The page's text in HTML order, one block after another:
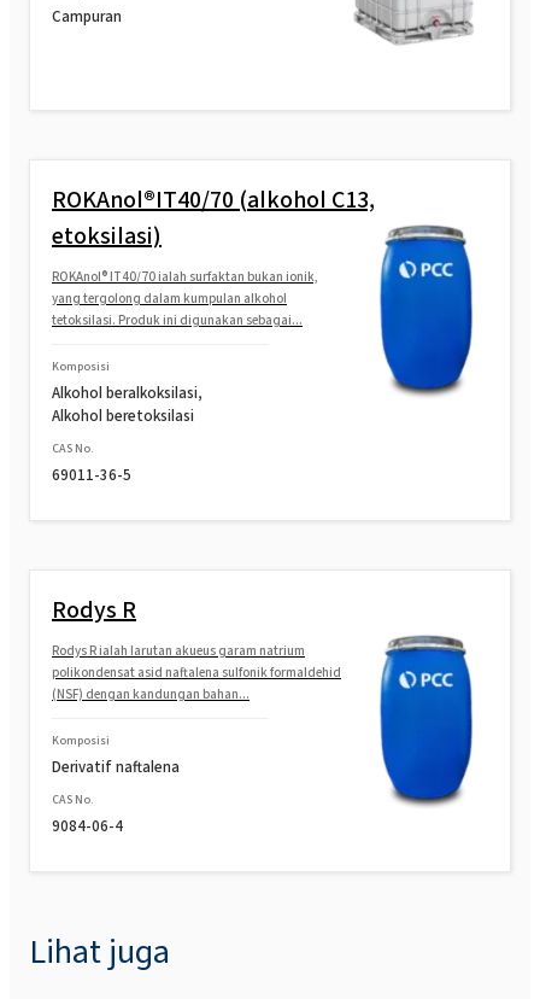
Campuran
ROKAnol®IT40/70 (alkohol C13,
etoksilasi)
ROKAnol® IT40/70 ialah surfaktan bukan ionik,
yang tergolong dalam kumpulan alkohol
tetoksilasi. Produk ini digunakan sebagai...
Komposisi
Alkohol beralkoksilasi,
Alkohol beretoksilasi
CAS No.
69011-36-5
Rodys R
Rodys R ialah larutan akueus garam natrium
polikondensat asid naftalena sulfonik formaldehid
(NSF) dengan kandungan bahan...
Komposisi
Derivatif naftalena
CAS No.
9084-06-4
Lihat juga